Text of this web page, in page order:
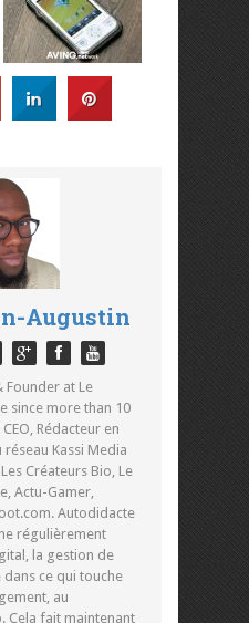
Augustin
Founder at Le
since more than 10
Rédacteur en
Kassi Media
Créateurs Bio, Le
Actu-Gamer,
Autodidacte
régulièrement
la gestion de
ce qui touche
au
Cela fait maintenant